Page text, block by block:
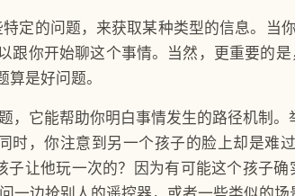
定的问题，来获取某种类型的信息。
跟你开始聊这个事情。当然，更重要的
是好问题。
它能帮助你明白事情发生的路径机制。
时，你注意到另一个孩子的脸上却是难
子让他玩一次的？因为有可能这个孩子